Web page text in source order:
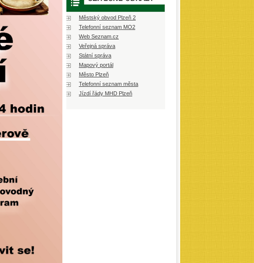
Městský obvod Plzeň 2
Telefonní seznam MO2
Web Seznam.cz
Veřejná správa
Státní správa
Mapový portál
Město Plzeň
Telefonní seznam města
Jízdí řády MHD Plzeň